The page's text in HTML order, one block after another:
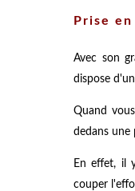
Prise
Avec son
dispose
Quand
dedans une
En effet, il
couper